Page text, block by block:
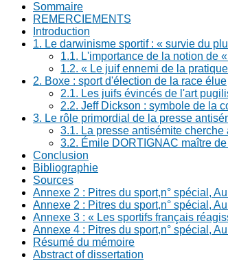
Sommaire
REMERCIEMENTS
Introduction
1. Le darwinisme sportif : « survie du
1.1. L'importance de la notion de
1.2. « Le juif ennemi de la
2. Boxe : sport d'élection de la race élue
2.1. Les juifs évincés de l'art
2.2. Jeff Dickson : symbole de la
3. Le rôle primordial de la presse
3.1. La presse antisémite
3.2. Émile DORTIGNAC maître
Conclusion
Bibliographie
Sources
Annexe 2 : Pitres du sport,n° spécial,
Annexe 2 : Pitres du sport,n° spécial,
Annexe 3 : « Les sportifs français
Annexe 4 : Pitres du sport,n° spécial,
Résumé du mémoire
Abstract of dissertation